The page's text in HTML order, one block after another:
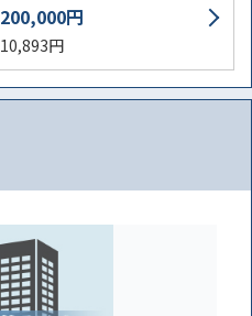
200,000円
10,893円